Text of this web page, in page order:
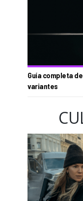
Guía completa
variantes